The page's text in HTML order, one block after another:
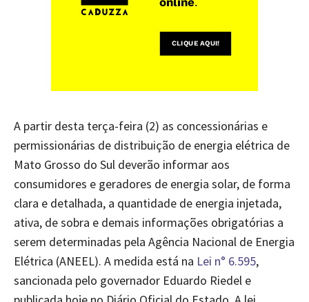
A partir desta terça-feira (2) as concessionárias e
permissionárias de distribuição de energia elétrica de
Mato Grosso do Sul deverão informar aos
consumidores e geradores de energia solar, de forma
clara e detalhada, a quantidade de energia injetada,
ativa, de sobra e demais informações obrigatórias a
serem determinadas pela Agência Nacional de Energia
Elétrica (ANEEL). A medida está na Lei n° 6.595,
sancionada pelo governador Eduardo Riedel e